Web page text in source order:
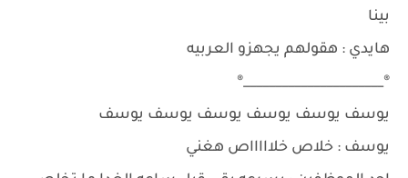
بينا
هايدي : هقولهم يجهزو العربيه
®______________________®
يوسف يوسف يوسف يوسف يوسف يوسف
يوسف : خلاص خلاااااص هغني